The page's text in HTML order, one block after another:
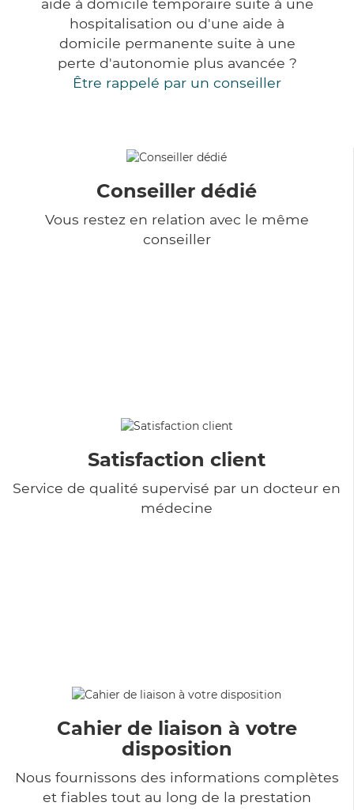
aide à domicile temporaire suite à une
hospitalisation ou d'une aide à
domicile permanente suite à une
perte d'autonomie plus avancée ?
Être rappelé par un conseiller
Conseiller dédié
Vous restez en relation avec le même
conseiller
Satisfaction client
Service de qualité supervisé par un docteur en
médecine
Cahier de liaison à votre
disposition
Nous fournissons des informations complètes
et fiables tout au long de la prestation